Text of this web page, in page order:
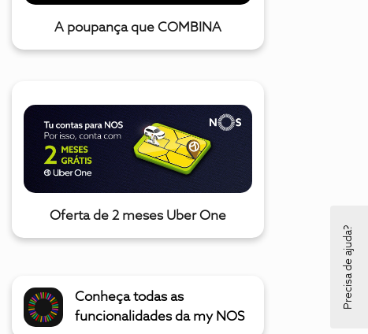
A poupança que COMBINA
Oferta de 2 meses Uber One
Conheça todas as
funcionalidades da my NOS
Precisa de ajuda?